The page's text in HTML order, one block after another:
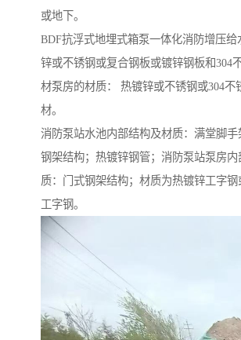
或地下。
BDF抗浮式地埋式箱泵一体化消防增压给
锌或不锈钢或复合钢板或镀锌钢板和304
材泵房的材质： 热镀锌或不锈钢或304不
材。
消防泵站水池内部结构及材质：满堂脚
钢架结构；热镀锌钢管；消防泵站泵房内
质：门式钢架结构；材质为热镀锌工字钢
工字钢。